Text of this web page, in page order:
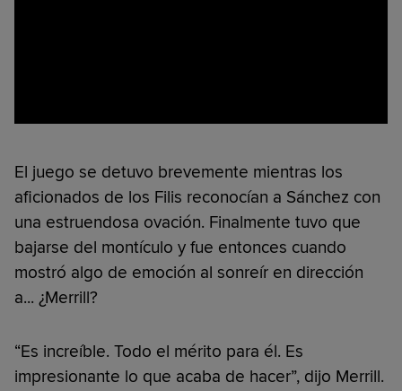
El juego se detuvo brevemente mientras los
aficionados de los Filis reconocían a Sánchez con
una estruendosa ovación. Finalmente tuvo que
bajarse del montículo y fue entonces cuando
mostró algo de emoción al sonreír en dirección
a... ¿Merrill?
“Es increíble. Todo el mérito para él. Es
impresionante lo que acaba de hacer”, dijo Merrill.